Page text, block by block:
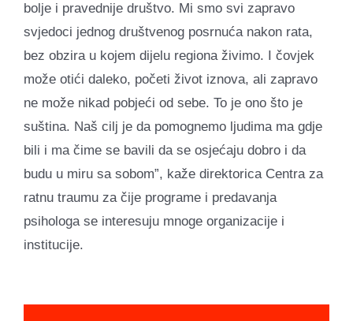
bolje i pravednije društvo. Mi smo svi zapravo
svjedoci jednog društvenog posrnuća nakon rata,
bez obzira u kojem dijelu regiona živimo. I čovjek
može otići daleko, početi život iznova, ali zapravo
ne može nikad pobjeći od sebe. To je ono što je
suština. Naš cilj je da pomognemo ljudima ma gdje
bili i ma čime se bavili da se osjećaju dobro i da
budu u miru sa sobom”, kaže direktorica Centra za
ratnu traumu za čije programe i predavanja
psihologa se interesuju mnoge organizacije i
institucije.